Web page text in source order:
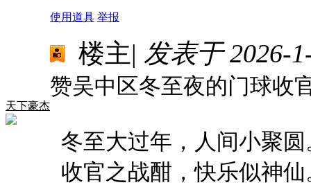
使用道具 举报
天下豪杰
楼主| 发表于 2026-
赞吴中区冬至夜的门球收
冬至大过年，人间小聚圆
收官之战酣，快乐似神仙